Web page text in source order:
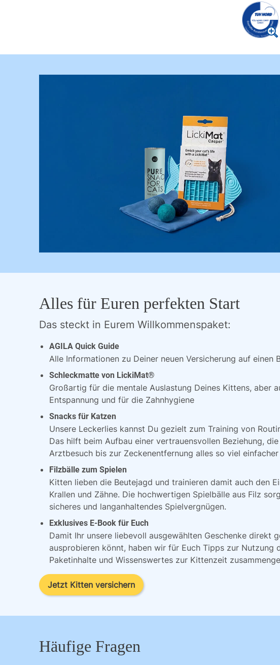
Alles für Euren perfekten Start
Das steckt in Eurem Willkommenspaket:
AGILA Quick Guide
Alle Informationen zu Deiner neuen Versicherung auf einen
Schleckmatte von LickiMat®
Großartig für die mentale Auslastung Deines Kittens, aber
Entspannung und für die Zahnhygiene
Snacks für Katzen
Unsere Leckerlies kannst Du gezielt zum Training von
Das hilft beim Aufbau einer vertrauensvollen Beziehung,
Arztbesuch bis zur Zeckenentfernung alles so viel
Filzbälle zum Spielen
Kitten lieben die Beutejagd und trainieren damit auch den
Krallen und Zähne. Die hochwertigen Spielbälle aus Filz
sicheres und langanhaltendes Spielvergnügen.
Exklusives E-Book für Euch
Damit Ihr unsere liebevoll ausgewählten Geschenke direkt
ausprobieren könnt, haben wir für Euch Tipps zur Nutzung
Paketinhalte und Wissenswertes zur Kittenzeit
Jetzt Kitten versichern
Häufige Fragen